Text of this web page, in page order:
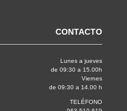
CONTACTO
Lunes a jueves
de 09:30 a 15.00h
Viernes
de 09:30 a 14.00 h
TELÉFONO